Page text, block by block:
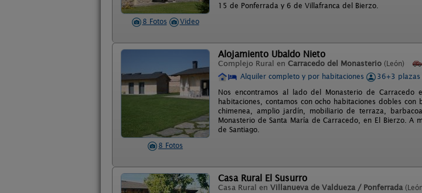
8 Fotos Video
15 de Ponferrada y 6 de Villafranca del Bierzo.
8 Fotos
Alojamiento Ubaldo Nieto
Complejo Rural en Carracedo del Monasterio (León)
Alquiler completo y por habitaciones
36+3 plazas
Nos encontramos al lado del Monasterio de
habitaciones, contamos con ocho habitaciones dobles
chimenea, amplio jardín, mobiliario de terraza,
Monasterio de Santa María de Carracedo, en El Bierzo. A
de Santiago.
Casa Rural El Susurro
Casa Rural en Villanueva de Valdueza / Ponferrada